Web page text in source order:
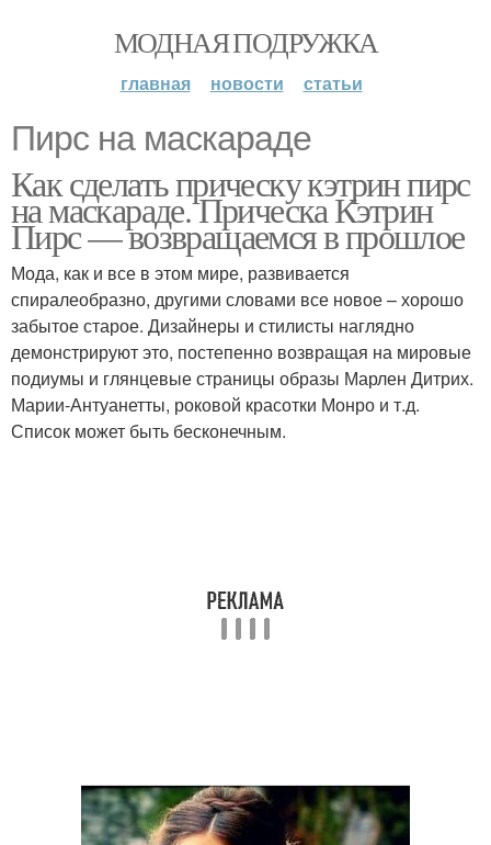
МОДНАЯ ПОДРУЖКА
главная новости статьи
Пирс на маскараде
Как сделать прическу кэтрин пирс
на маскараде. Прическа Кэтрин
Пирс — возвращаемся в прошлое
Мода, как и все в этом мире, развивается
спиралеобразно, другими словами все новое – хорошо
забытое старое. Дизайнеры и стилисты наглядно
демонстрируют это, постепенно возвращая на мировые
подиумы и глянцевые страницы образы Марлен Дитрих.
Марии-Антуанетты, роковой красотки Монро и т.д.
Список может быть бесконечным.